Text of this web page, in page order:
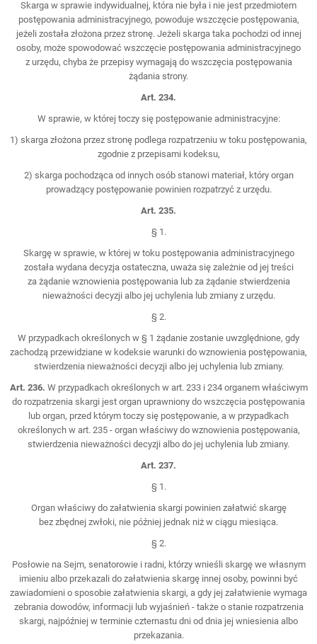
Skarga w sprawie indywidualnej, która nie była i nie jest przedmiotem
postępowania administracyjnego, powoduje wszczęcie postępowania,
jeżeli została złożona przez stronę. Jeżeli skarga taka pochodzi od innej
osoby, może spowodować wszczęcie postępowania administracyjnego
z urzędu, chyba że przepisy wymagają do wszczęcia postępowania
żądania strony.
Art. 234.
W sprawie, w której toczy się postępowanie administracyjne:
1) skarga złożona przez stronę podlega rozpatrzeniu w toku postępowania,
zgodnie z przepisami kodeksu,
2) skarga pochodząca od innych osób stanowi materiał, który organ
prowadzący postępowanie powinien rozpatrzyć z urzędu.
Art. 235.
§ 1.
Skargę w sprawie, w której w toku postępowania administracyjnego
została wydana decyzja ostateczna, uważa się zależnie od jej treści
za żądanie wznowienia postępowania lub za żądanie stwierdzenia
nieważności decyzji albo jej uchylenia lub zmiany z urzędu.
§ 2.
W przypadkach określonych w § 1 żądanie zostanie uwzględnione, gdy
zachodzą przewidziane w kodeksie warunki do wznowienia postępowania,
stwierdzenia nieważności decyzji albo jej uchylenia lub zmiany.
Art. 236. W przypadkach określonych w art. 233 i 234 organem właściwym
do rozpatrzenia skargi jest organ uprawniony do wszczęcia postępowania
lub organ, przed którym toczy się postępowanie, a w przypadkach
określonych w art. 235 - organ właściwy do wznowienia postępowania,
stwierdzenia nieważności decyzji albo do jej uchylenia lub zmiany.
Art. 237.
§ 1.
Organ właściwy do załatwienia skargi powinien załatwić skargę
bez zbędnej zwłoki, nie później jednak niż w ciągu miesiąca.
§ 2.
Posłowie na Sejm, senatorowie i radni, którzy wnieśli skargę we własnym
imieniu albo przekazali do załatwienia skargę innej osoby, powinni być
zawiadomieni o sposobie załatwienia skargi, a gdy jej załatwienie wymaga
zebrania dowodów, informacji lub wyjaśnień - także o stanie rozpatrzenia
skargi, najpóźniej w terminie czternastu dni od dnia jej wniesienia albo
przekazania.